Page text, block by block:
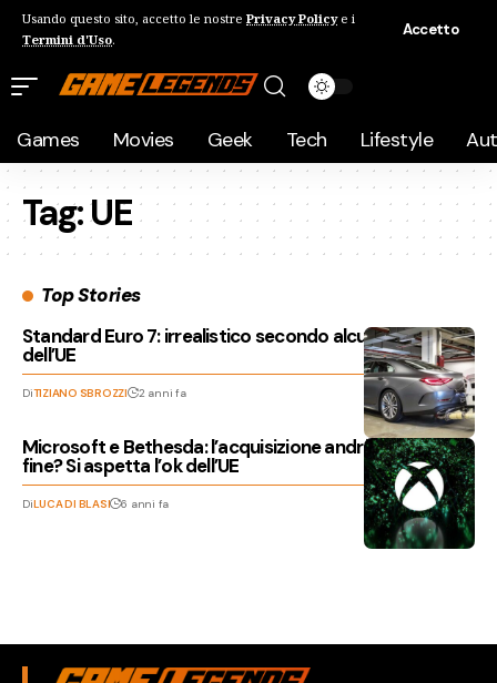
Usando questo sito, accetto le nostre Privacy Policye i
Termini d'Uso.
Accetto
Games Movies Geek Tech Lifestyle
Tag:UE
Top Stories
Standard Euro 7: irrealistico secondo alcuni paesi
dell’UE
DiTIZIANO SBROZZI 2 anni fa
Microsoft e Bethesda: l’acquisizione andrà a buon
fine? Si aspetta l’ok dell’UE
DiLUCA DI BLASI 6 anni fa